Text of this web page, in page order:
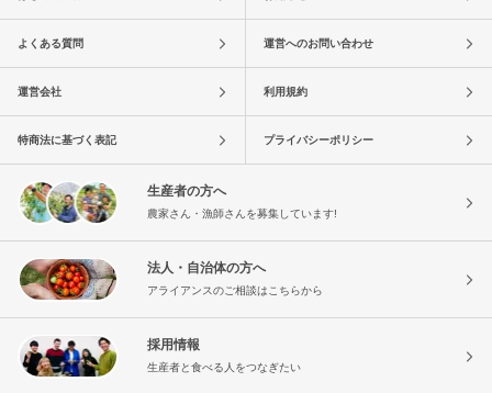
よくある質問 運営へのお問い合わせ
運営会社 利用規約
特商法に基づく表記 プライバシーポリシー
生産者の方へ
農家さん・漁師さんを募集しています!
法人・自治体の方へ
アライアンスのご相談はこちらから
採用情報
生産者と食べる人をつなぎたい